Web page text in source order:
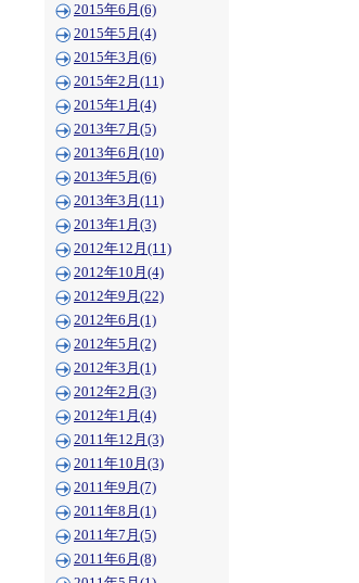
2015年6月(6)
2015年5月(4)
2015年3月(6)
2015年2月(11)
2015年1月(4)
2013年7月(5)
2013年6月(10)
2013年5月(6)
2013年3月(11)
2013年1月(3)
2012年12月(11)
2012年10月(4)
2012年9月(22)
2012年6月(1)
2012年5月(2)
2012年3月(1)
2012年2月(3)
2012年1月(4)
2011年12月(3)
2011年10月(3)
2011年9月(7)
2011年8月(1)
2011年7月(5)
2011年6月(8)